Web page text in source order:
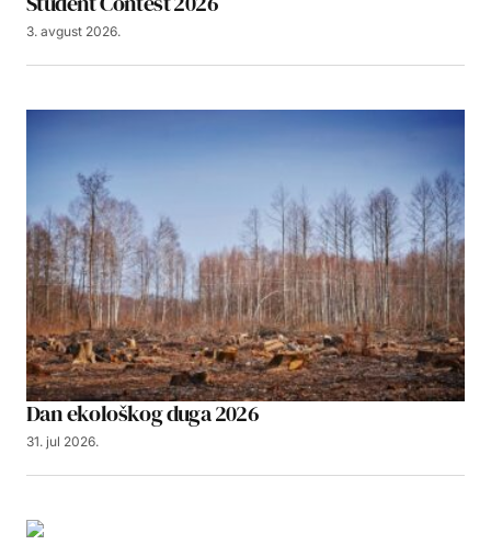
3. avgust 2026.
Dan ekološkog duga 2026
31. jul 2026.